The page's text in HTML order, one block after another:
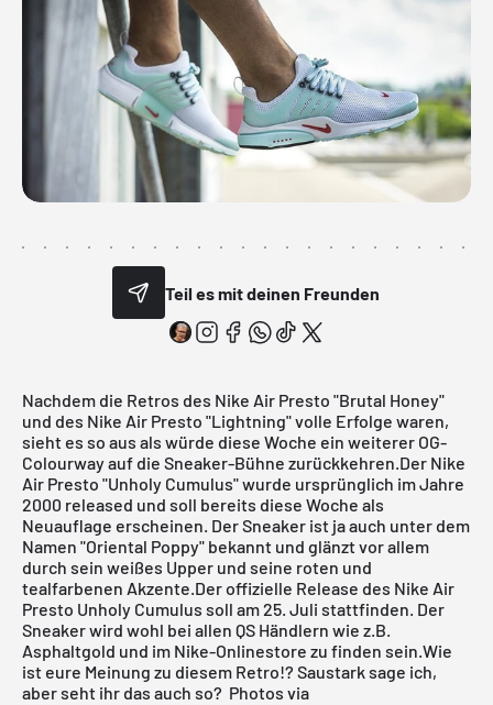
Teil es mit deinen Freunden
Nachdem die Retros des Nike Air Presto "Brutal Honey"
und des Nike Air Presto "Lightning"volle Erfolge waren,
sieht es so aus als würde diese Woche ein weiterer OG-
Colourway auf die Sneaker-Bühne zurückkehren.Der Nike
Air Presto "Unholy Cumulus" wurde ursprünglich im Jahre
2000 released und soll bereits diese Woche als
Neuauflage erscheinen. Der Sneaker ist ja auch unter dem
Namen "Oriental Poppy" bekannt und glänzt vor allem
durch sein weißes Upper und seine roten und
tealfarbenen Akzente.Der offizielle Release des Nike Air
Presto Unholy Cumulus soll am 25. Juli stattfinden. Der
Sneaker wird wohl bei allen QS Händlern wie z.B.
Asphaltgold und im Nike-Onlinestore zu finden sein.Wie
ist eure Meinung zu diesem Retro!? Saustark sage ich,
aber seht ihr das auch so? Photos via